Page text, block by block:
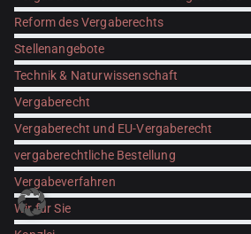
Reform des Vergaberechts
Stellenangebote
Technik & Naturwissenschaft
Vergaberecht
Vergaberecht und EU-Vergaberecht
vergaberechtliche Bestellung
Vergabeverfahren
Wir für Sie